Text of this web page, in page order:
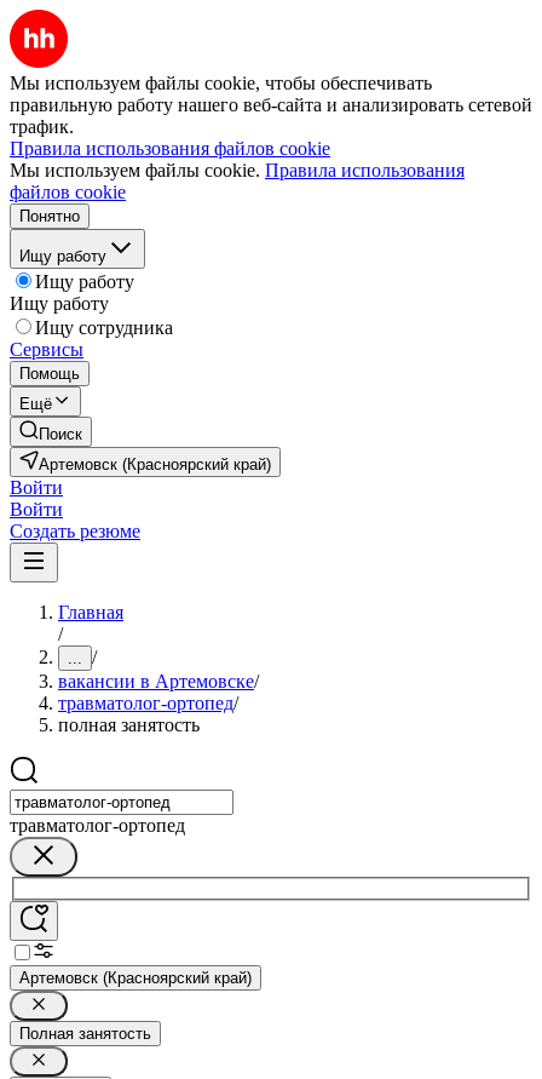
Мы используем файлы cookie, чтобы обеспечивать
правильную работу нашего веб-сайта и анализировать сетевой
трафик.
Правила использования файлов cookie
Мы используем файлы cookie. Правила использования
файлов cookie
Понятно
Ищу работу
Ищу работу
Ищу работу
Ищу сотрудника
Сервисы
Помощь
Ещё
Поиск
Артемовск (Красноярский край)
Войти
Войти
Создать резюме
Главная
/
... /
вакансии в Артемовске/
травматолог-ортопед/
полная занятость
травматолог-ортопед
Артемовск (Красноярский край)
Полная занятость